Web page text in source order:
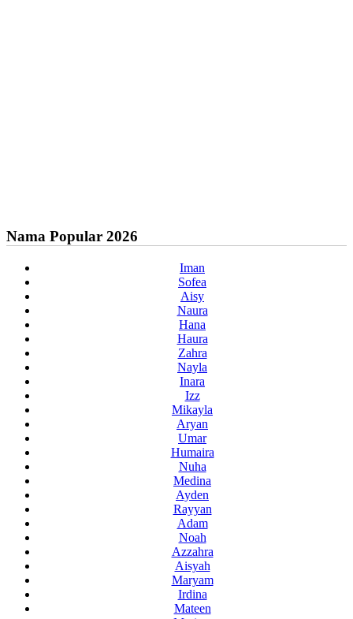
Nama Popular 2026
Iman
Sofea
Aisy
Naura
Hana
Haura
Zahra
Nayla
Inara
Izz
Mikayla
Aryan
Umar
Humaira
Nuha
Medina
Ayden
Rayyan
Adam
Noah
Azzahra
Aisyah
Maryam
Irdina
Mateen